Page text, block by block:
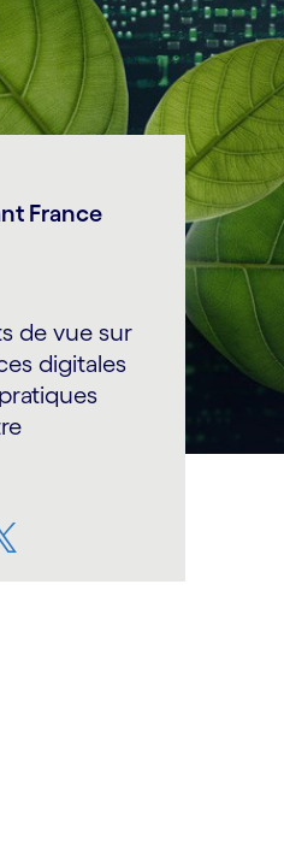
France
de vue sur
digitales